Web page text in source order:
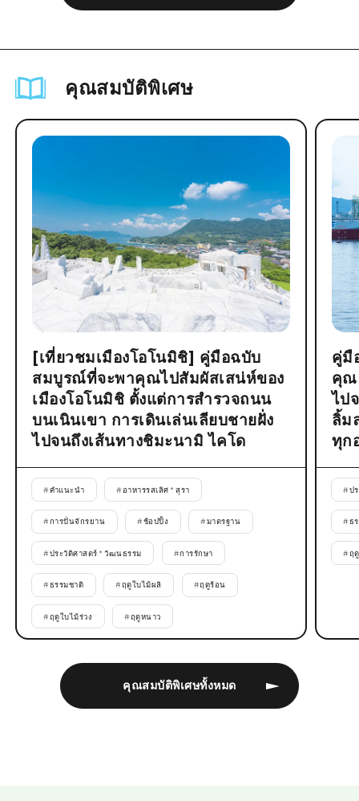
คุณสมบัติพิเศษ
คุณสมบัติพิเศษทั้งหมด
[เที่ยวชมเมืองโอโนมิชิ] คู่มือฉบับ
สมบูรณ์ที่จะพาคุณไปสัมผัสเสน่ห์ของ
เมืองโอโนมิชิ ตั้งแต่การสำรวจถนน
บนเนินเขา การเดินเล่นเลียบชายฝั่ง
ไปจนถึงเส้นทางชิมะนามิ ไคโด
#คำแนะนำ # อาหารรสเลิศ * สุรา
#การปั่นจักรยาน #ช้อปปิ้ง #มาตรฐาน
#ประวัติศาสตร์ * วัฒนธรรม #การรักษา
#ธรรมชาติ #ฤดูใบไม้ผลิ #ฤดูร้อน
#ฤดูใบไม้ร่วง #ฤดูหนาว
คู่มื
คุณ
ไป
ลิ้ม
ทุก
#ป
#ธ
#ฤ